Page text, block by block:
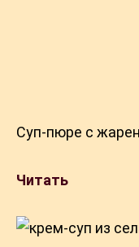
Суп-пюре с
Читать